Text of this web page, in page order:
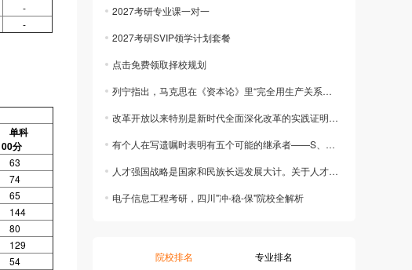
-
-
单科
分
63
74
65
144
80
129
54
2027考研专业课一对一
2027考研SVIP领学计划套餐
点击免费领取择校规划
列宁指出，马克思在《资本论》里“完全用生产关系来说明该社会形态的构成和发展，但又
改革开放以来特别是新时代全面深化改革的实践证明，只有做到改革和法治相统一，才能积
有个人在写遗嘱时表明有五个可能的继承者——S、T、U、V和W。遗产分为七块土地，
人才强国战略是国家和民族长远发展大计。关于人才，下列说法正确的是( )
电子信息工程考研，四川"冲-稳-保"院校全解析
院校排名 专业排名